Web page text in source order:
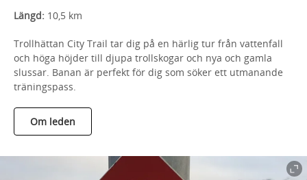
Längd: 10,5 km
Trollhättan City Trail tar dig på en härlig tur från vattenfall
och höga höjder till djupa trollskogar och nya och gamla
slussar. Banan är perfekt för dig som söker ett utmanande
träningspass.
Om leden